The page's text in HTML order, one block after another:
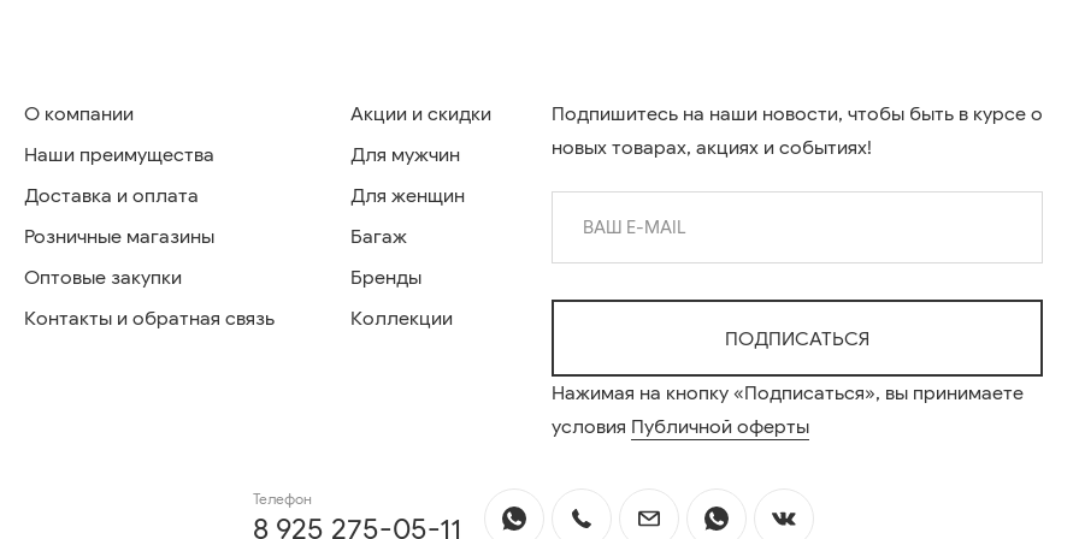
О компании
Наши преимущества
Доставка и оплата
Розничные магазины
Оптовые закупки
Контакты и обратная связь
Акции и скидки
Для мужчин
Для женщин
Багаж
Бренды
Коллекции
Подпишитесь на наши новости, чтобы быть в курсе о
новых товарах, акциях и событиях!
Нажимая на кнопку «Подписаться», вы принимаете
условия Публичной оферты
Телефон
8 925 275-05-11